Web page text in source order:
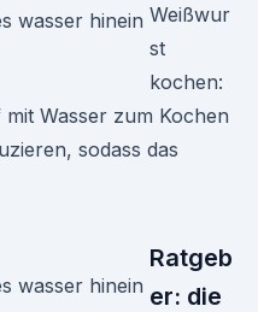
Weißwur
st
kochen:
Wasser zum Kochen
sodass das
Ratgeb
er: die